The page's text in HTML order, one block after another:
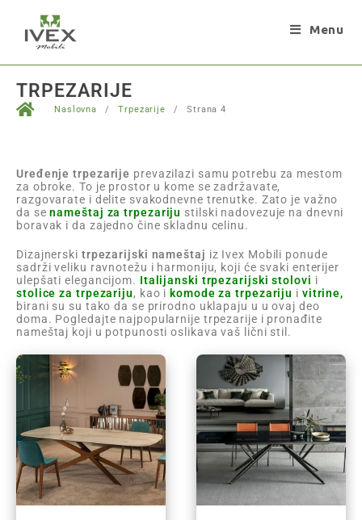
Menu
TRPEZARIJE
Naslovna / Trpezarije / Strana 4
Uređenje trpezarije prevazilazi samu potrebu za mestom
za obroke. To je prostor u kome se zadržavate,
razgovarate i delite svakodnevne trenutke. Zato je važno
da senameštaj za trpezariju stilski nadovezuje na dnevni
boravak i da zajedno čine skladnu celinu.
Dizajnerski trpezarijski nameštaj iz Ivex Mobili ponude
sadrži veliku ravnotežu i harmoniju, koji će svaki enterijer
ulepšati elegancijom. Italijanski trpezarijski stolovi i
stolice za trpezariju, kao i komode za trpezariju i vitrine,
birani su su tako da se prirodno uklapaju u u ovaj deo
doma. Pogledajte najpopularnije trpezarije i pronađite
nameštaj koji u potpunosti oslikava vaš lični stil.